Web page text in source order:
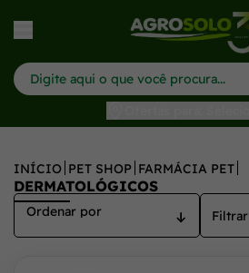
INÍCIO PET SHOP FARMÁCIA PET
DERMATOLÓGICOS
Filtrar